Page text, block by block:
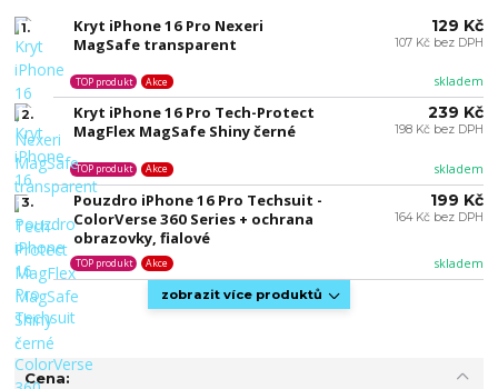
1.
Kryt iPhone 16 Pro Nexeri
MagSafe transparent
skladem
TOP produkt Akce
129 Kč
107 Kč bez DPH
2.
Kryt iPhone 16 Pro Tech-Protect
MagFlex MagSafe Shiny černé
skladem
TOP produkt Akce
239 Kč
198 Kč bez DPH
3.
Pouzdro iPhone 16 Pro Techsuit -
ColorVerse 360 Series + ochrana
obrazovky, fialové
skladem
TOP produkt Akce
199 Kč
164 Kč bez DPH
zobrazit více produktů
Cena: